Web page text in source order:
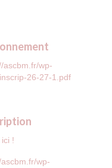
ascbm.fr/wp-
26-27-1.pdf
!
wp-